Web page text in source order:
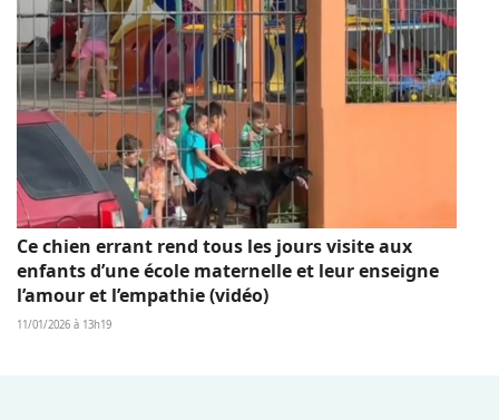
Ce chien errant rend tous les jours visite aux
enfants d’une école maternelle et leur enseigne
l’amour et l’empathie (vidéo)
11/01/2026 à 13h19